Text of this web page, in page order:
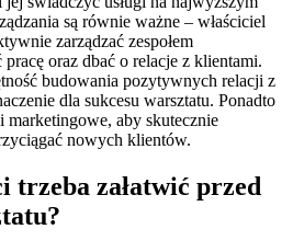
są równie ważne – właściciel
zarządzać zespołem
oraz dbać o relacje z klientami.
budowania pozytywnych relacji z
dla sukcesu warsztatu. Ponadto
aby skutecznie
nowych klientów.
trzeba załatwić przed